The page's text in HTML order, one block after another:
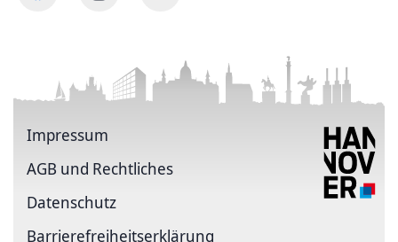
Impressum
AGB und Rechtliches
Datenschutz
Barriere­freiheits­erklärung